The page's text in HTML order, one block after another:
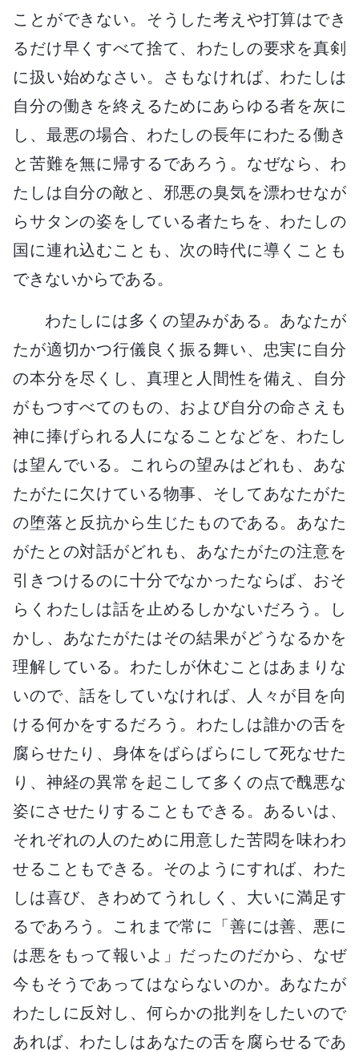
ことができない。そうした考えや打算はでき
るだけ早くすべて捨て、わたしの要求を真剣
に扱い始めなさい。さもなければ、わたしは
自分の働きを終えるためにあらゆる者を灰に
し、最悪の場合、わたしの長年にわたる働き
と苦難を無に帰するであろう。なぜなら、わ
たしは自分の敵と、邪悪の臭気を漂わせなが
らサタンの姿をしている者たちを、わたしの
国に連れ込むことも、次の時代に導くことも
できないからである。
わたしには多くの望みがある。あなたが
たが適切かつ行儀良く振る舞い、忠実に自分
の本分を尽くし、真理と人間性を備え、自分
がもつすべてのもの、および自分の命さえも
神に捧げられる人になることなどを、わたし
は望んでいる。これらの望みはどれも、あな
たがたに欠けている物事、そしてあなたがた
の堕落と反抗から生じたものである。あなた
がたとの対話がどれも、あなたがたの注意を
引きつけるのに十分でなかったならば、おそ
らくわたしは話を止めるしかないだろう。し
かし、あなたがたはその結果がどうなるかを
理解している。わたしが休むことはあまりな
いので、話をしていなければ、人々が目を向
ける何かをするだろう。わたしは誰かの舌を
腐らせたり、身体をばらばらにして死なせた
り、神経の異常を起こして多くの点で醜悪な
姿にさせたりすることもできる。あるいは、
それぞれの人のために用意した苦悶を味わわ
せることもできる。そのようにすれば、わた
しは喜び、きわめてうれしく、大いに満足す
るであろう。これまで常に「善には善、悪に
は悪をもって報いよ」だったのだから、なぜ
今もそうであってはならないのか。あなたが
わたしに反対し、何らかの批判をしたいので
あれば、わたしはあなたの舌を腐らせるであ